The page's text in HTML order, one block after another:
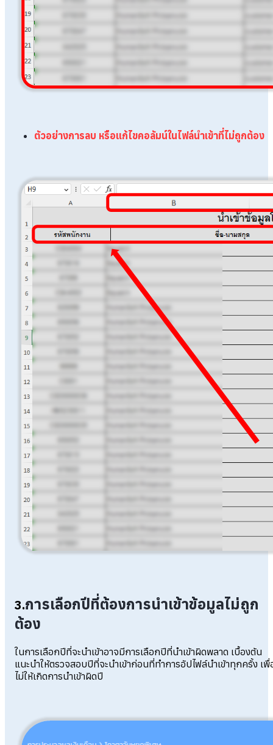
ตัวอย่างการลบ หรือแก้ไขคอลัมน์ในไฟล์นำเข้าที่ไม่ถูกต้อง
3.การเลือกปีที่ต้องการนำเข้าข้อมูลไม่ถูก
ต้อง
ในการเลือกปีที่จะนำเข้าอาจมีการเลือกปีที่นำเข้าผิดพลาด เบื้องต้น
แนะนำให้ตรวจสอบปีที่จะนำเข้าก่อนที่ทำการอัปไฟล์นำเข้าทุกครั้ง เพื่
ไม่ให้เกิดการนำเข้าผิดปี